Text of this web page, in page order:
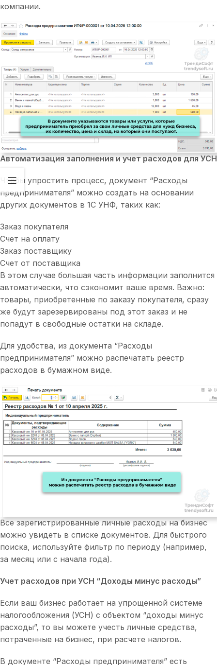
компании.
Автоматизация заполнения и учет расходов для УСН
Чтобы упростить процесс, документ “Расходы
предпринимателя” можно создать на основании
других документов в 1С УНФ, таких как:
Заказ покупателя
Счет на оплату
Заказ поставщику
Счет от поставщика
В этом случае большая часть информации заполнится
автоматически, что сэкономит ваше время. Важно:
товары, приобретенные по заказу покупателя, сразу
же будут зарезервированы под этот заказ и не
попадут в свободные остатки на складе.
Для удобства, из документа “Расходы
предпринимателя” можно распечатать реестр
расходов в бумажном виде.
Все зарегистрированные личные расходы на бизнес
можно увидеть в списке документов. Для быстрого
поиска, используйте фильтр по периоду (например,
за месяц или с начала года).
Учет расходов при УСН “Доходы минус расходы”
Если ваш бизнес работает на упрощенной системе
налогообложения (УСН) с объектом “доходы минус
расходы”, то вы можете учесть личные средства,
потраченные на бизнес, при расчете налогов.
В документе “Расходы предпринимателя” есть